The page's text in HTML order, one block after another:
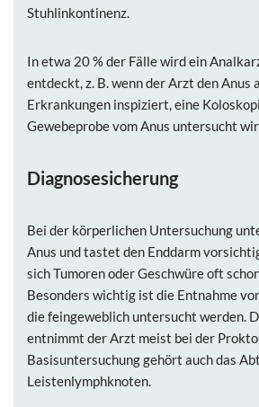
Stuhlinkontinenz.
In etwa 20 % der Fälle wird ein
entdeckt, z. B. wenn der Arzt den Anus
Erkrankungen inspiziert, eine
Gewebeprobe vom Anus untersucht
Diagnosesicherung
Bei der körperlichen Untersuchung
Anus und tastet den Enddarm
sich Tumoren oder Geschwüre oft
Besonders wichtig ist die Entnahme
die feingeweblich untersucht werden.
entnimmt der Arzt meist bei der
Basisuntersuchung gehört auch das
Leistenlymphknoten.